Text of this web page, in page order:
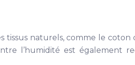
tissus naturels, comme le coton
l’humidité est également